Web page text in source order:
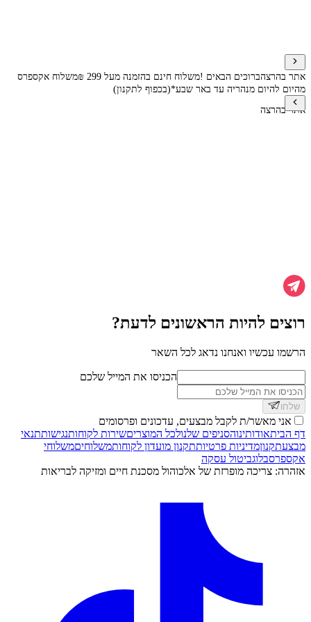
אתר בהרצהברוכים הבאים !משלוח חינם בהזמנה מעל 299 ₪
משלוח אקספרס
מהיום להיום מנהריה עד באר שבע*(בכפוף לתקנון)
אתר בהרצה
רוצים להיות הראשונים לדעת?
הרשמו עכשיו ואנחנו נדאג לכל השאר
הכניסו את המייל שלכם
שלחו
אני מאשר/ת לקבל מבצעים, עדכונים ופרסומים
דף הביתאודותינוהסניפים שלנולכל המוצריםשירות לקוחותנגישותתנאי
מבצעתקנוןמדיניות פרטיותתקנון מועדון לקוחותמשלוחיםמשלוחי
אקספרסבלוגביטול עסקה
אזהרה: צריכה מופרזת של אלכוהול מסכנת חיים ומזיקה לבריאות